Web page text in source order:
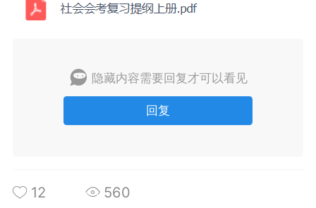
隐藏内容需要回复才可以看见
回复
12 560